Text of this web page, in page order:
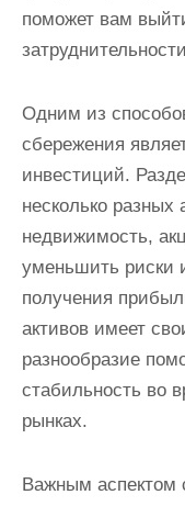
поможет вам
Одним из
сбережения
инвестиций.
несколько разных
недвижимость,
уменьшить риски
получения
активов имеет
разнообразие
стабильность во
рынках.
Важным аспектом